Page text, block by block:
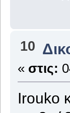
10
« στις:
Irouko